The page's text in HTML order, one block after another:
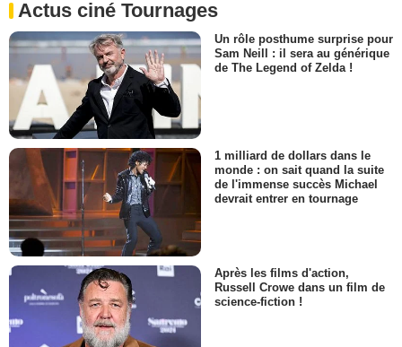
Actus ciné Tournages
Un rôle posthume surprise pour
Sam Neill : il sera au générique
de The Legend of Zelda !
1 milliard de dollars dans le
monde : on sait quand la suite
de l'immense succès Michael
devrait entrer en tournage
Après les films d'action,
Russell Crowe dans un film de
science-fiction !